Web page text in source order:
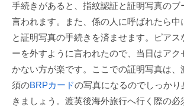
手続きがあると、指紋認証と証明写真のブ
言われます。また、係の人に呼ばれたら中
と証明写真の手続きを済ませます。ピアス
ーを外すように言われたので、当日はアク
かない方が楽です。ここでの証明写真は、
須のBRPカードの写真になるのでしっかり
きましょう。渡英後海外旅行へ行く際の必